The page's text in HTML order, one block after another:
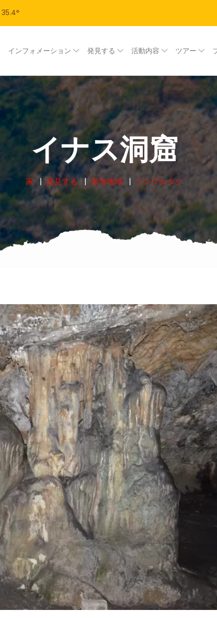
35.4°
インフォメーション 発見する 活動内容 ツアー
イナス洞窟
家 発見する 黒海地域 ゾングルダク